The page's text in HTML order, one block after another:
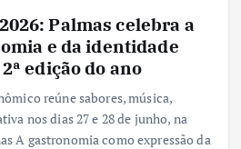
Palmas celebra a
e da identidade
edição do ano
reúne sabores, música,
nos dias 27 e 28 de junho, na
A gastronomia como expressão da